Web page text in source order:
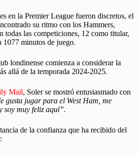
en la Premier League fueron discretos, el
su ritmo con los Hammers,
todas las competiciones, 12 como titular,
1077 minutos de juego.
londinense comienza a considerar la
allá de la temporada 2024-2025.
Mail, Soler se mostró entusiasmado con
gusta jugar para el West Ham, me
soy muy feliz aquí”.
de la confianza que ha recibido del